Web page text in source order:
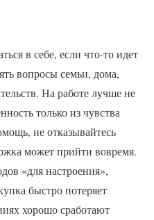
в себе, если что-то идет
вопросы семьи, дома,
На работе лучше не
только из чувства
не отказывайтесь
может прийти вовремя.
«для настроения»,
быстро потеряет
хорошо сработают